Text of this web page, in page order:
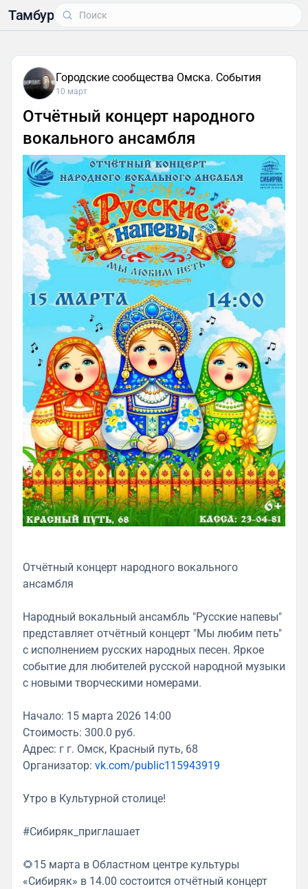
Тамбур
Городские сообщества Омска. События
10 март
Отчётный концерт народного
вокального ансамбля
Отчётный концерт народного вокального
ансамбля
Народный вокальный ансамбль "Русские напевы"
представляет отчётный концерт "Мы любим петь"
с исполнением русских народных песен. Яркое
событие для любителей русской народной музыки
с новыми творческими номерами.
Начало: 15 марта 2026 14:00
Стоимость: 300.0 руб.
Адрес: г г. Омск, Красный путь, 68
Организатор: vk.com/public115943919
Утро в Культурной столице!
#Сибиряк_приглашает
🌻15 марта в Областном центре культуры
«Сибиряк» в 14.00 состоится отчётный концерт